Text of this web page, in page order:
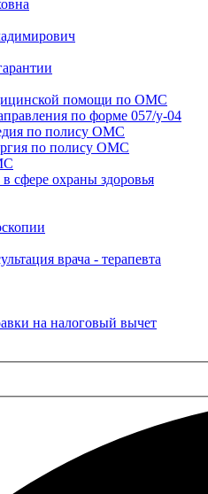
помощи по ОМС
по форме 057/у-04
по полису ОМС
по полису ОМС
сфере охраны здоровья
врача - терапевта
на налоговый вычет